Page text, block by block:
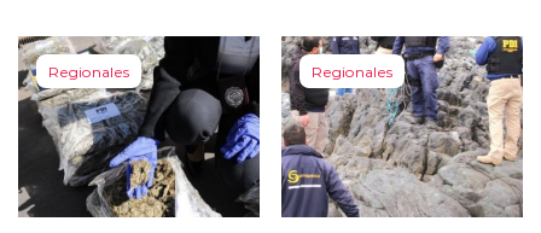
Regionales Regionales